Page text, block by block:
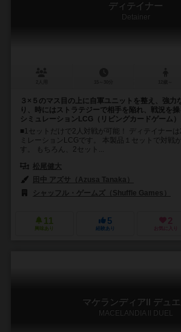
ディテイナー
Detainer
３×５のマス目の上に自軍ユニットを整え、強力
り、時にはストラテジーで相手を陥れ、戦況を
シミュレーションLCG（リビングカードゲーム）
■1セットだけで2人対戦が可能！ ディテイナー
ミレーションLCGです。 本製品１セットで対戦
す。 もちろん、2セット...
松尾健大
田中 アズサ（Azusa Tanaka）
シャッフル・ゲームズ（Shuffle Games）
11
興味あり
5
経験あり
2
お気に入り
マケランディアⅡ デュ
MACELANDIA Ⅱ DUEL